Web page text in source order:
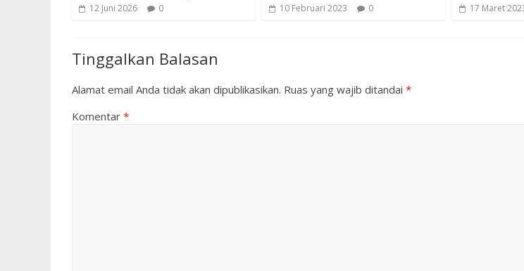
12 Juni 2026 0 10 Februari 2023 0 17 Maret
Tinggalkan Balasan
Alamat email Anda tidak akan dipublikasikan. Ruas yang wajib ditandai *
Komentar *